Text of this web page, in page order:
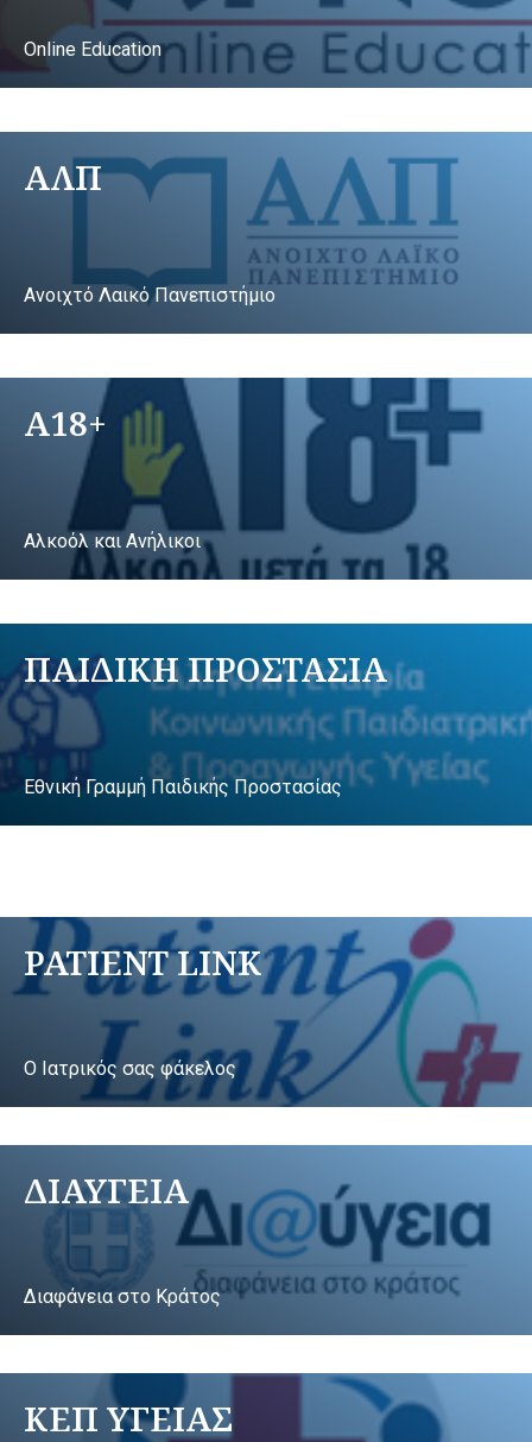
Online Education
ΑΛΠ
Ανοιχτό Λαικό Πανεπιστήμιο
A18+
Αλκοόλ και Ανήλικοι
ΠΑΙΔΙΚΗ ΠΡΟΣΤΑΣΙΑ
Εθνική Γραμμή Παιδικής Προστασίας
PATIENT LINK
Ο Ιατρικός σας φάκελος
ΔΙΑΥΓΕΙΑ
Διαφάνεια στο Κράτος
ΚΕΠ ΥΓΕΙΑΣ